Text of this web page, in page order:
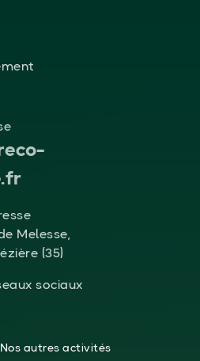
Melesse,
(35)
sociaux
Nos autres activités